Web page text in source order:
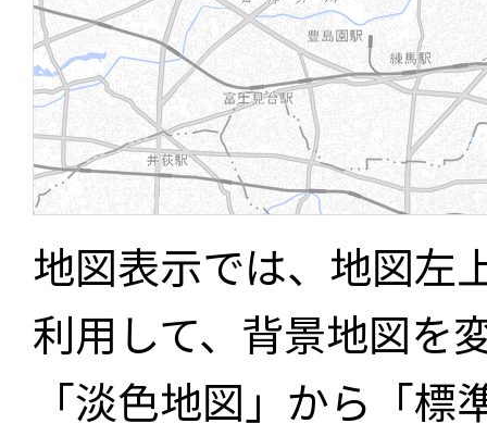
地図表示では、地図左
利用して、背景地図を
「淡色地図」から「